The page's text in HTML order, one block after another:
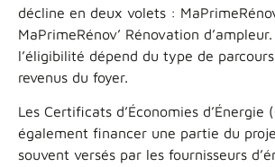
décline en deux volets :
MaPrimeRénov’ Rénovation
l’éligibilité dépend du type de
revenus du foyer.
Les Certificats d’Économies d’Énergie
également financer une partie du
souvent versés par les fournisseurs